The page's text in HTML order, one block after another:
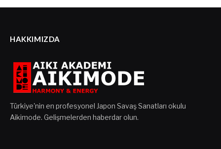
HAKKIMIZDA
Türkiye'nin en profesyonel Japon Savaş Sanatları okulu
Aikimode. Gelişmelerden haberdar olun.